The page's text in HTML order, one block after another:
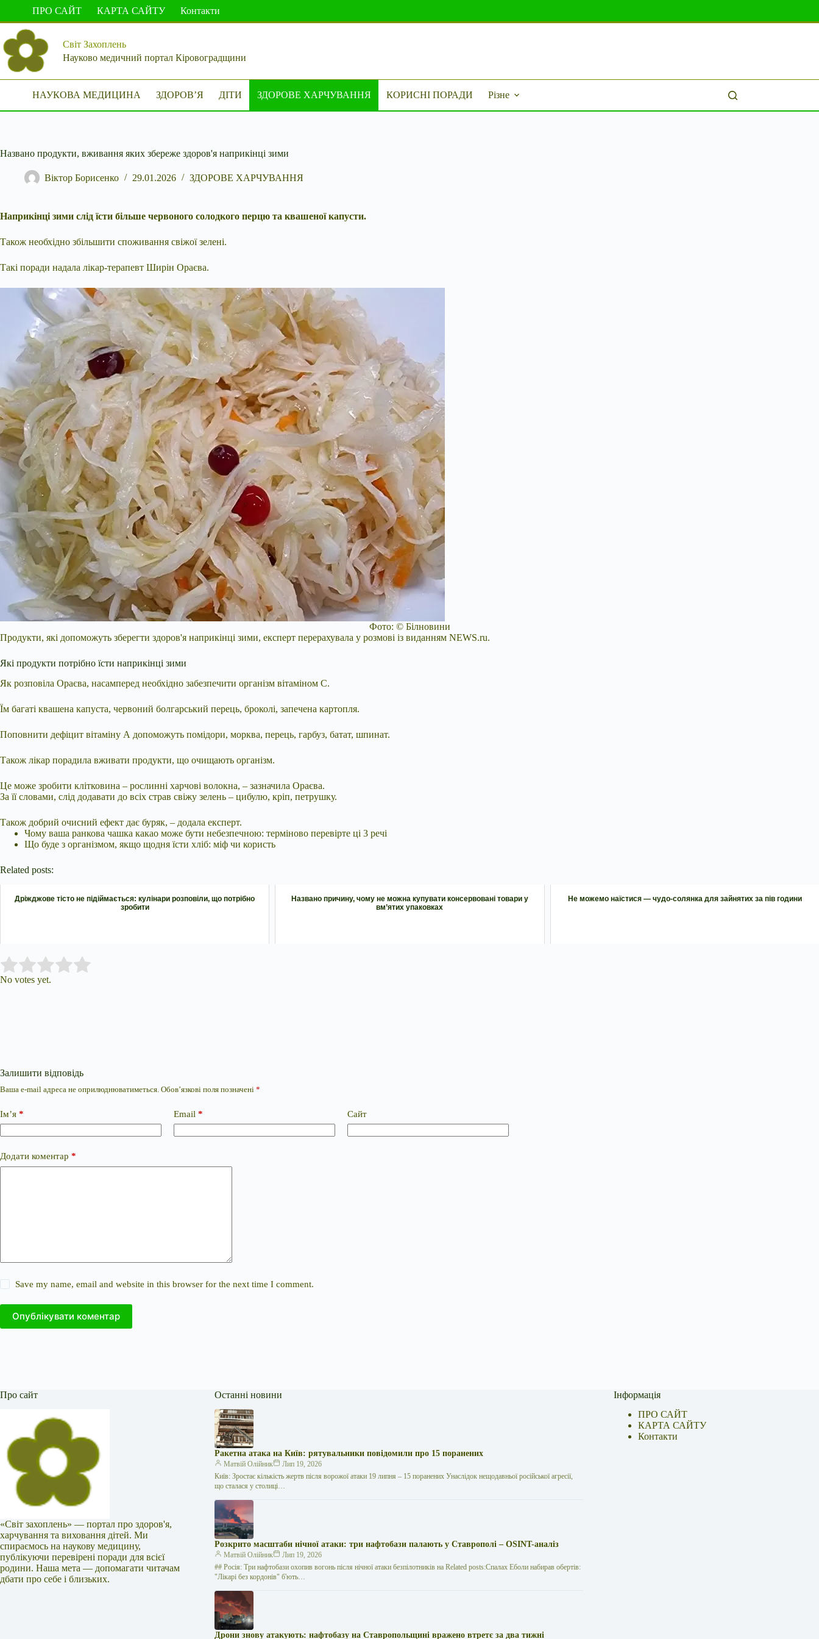
вмісту
ПРО САЙТ КАРТА САЙТУ Контакти
Світ Захоплень
Науково медичний портал Кіровоградщини
НАУКОВА МЕДИЦИНА ЗДОРОВ’Я ДІТИ ЗДОРОВЕ ХАРЧУВАННЯ КОРИСНІ ПОРАДИ Різне
Названо продукти, вживання яких збереже здоров'я наприкінці зими
Віктор Борисенко 29.01.2026 ЗДОРОВЕ ХАРЧУВАННЯ
Наприкінці зими слід їсти більше червоного солодкого перцю та квашеної капусти.
Також необхідно збільшити споживання свіжої зелені.
Такі поради надала лікар-терапевт Ширін Ораєва.
Фото: © Білновини
Продукти, які допоможуть зберегти здоров'я наприкінці зими, експерт перерахувала у розмові із виданням NEWS.ru.
Які продукти потрібно їсти наприкінці зими
Як розповіла Ораєва, насамперед необхідно забезпечити організм вітаміном С.
Їм багаті квашена капуста, червоний болгарський перець, броколі, запечена картопля.
Поповнити дефіцит вітаміну А допоможуть помідори, морква, перець, гарбуз, батат, шпинат.
Також лікар порадила вживати продукти, що очищають організм.
Це може зробити клітковина – рослинні харчові волокна, – зазначила Ораєва.
За її словами, слід додавати до всіх страв свіжу зелень – цибулю, кріп, петрушку.
Також добрий очисний ефект дає буряк, – додала експерт.
Чому ваша ранкова чашка какао може бути небезпечною: терміново перевірте ці 3 речі
Що буде з організмом, якщо щодня їсти хліб: міф чи користь
Related posts:
Дріжджове тісто не підіймається: кулінари розповіли, що потрібно
зробити
Названо причину, чому не можна купувати консервовані товари у
вм’ятих упаковках
Не можемо наїстися — чудо-солянка для зайнятих за пів години
Rate this item:
No votes yet.
Залишити відповідь
Ваша e-mail адреса не оприлюднюватиметься. Обов’язкові поля позначені *
Ім’я * Email * Сайт
Додати коментар *
Save my name, email and website in this browser for the next time I comment.
Опублікувати коментар
Про сайт
«Світ захоплень» — портал про здоров'я,
харчування та виховання дітей. Ми
спираємось на наукову медицину,
публікуючи перевірені поради для всієї
родини. Наша мета — допомагати читачам
дбати про себе і близьких.
Останні новини
Ракетна атака на Київ: рятувальники повідомили про 15 поранених
Матвій Олійник
Лип 19, 2026
Київ: Зростає кількість жертв після ворожої атаки 19 липня – 15 поранених Унаслідок нещодавньої російської агресії,
що сталася у столиці…
Розкрито масштаби нічної атаки: три нафтобази палають у Ставрополі – OSINT-аналіз
Матвій Олійник
Лип 19, 2026
## Росія: Три нафтобази охопив вогонь після нічної атаки безпілотників на Related posts:Спалах Еболи набирав обертів:
"Лікарі без кордонів" б'ють…
Дрони знову атакують: нафтобазу на Ставропольщині вражено втретє за два тижні
Інформація
ПРО САЙТ
КАРТА САЙТУ
Контакти